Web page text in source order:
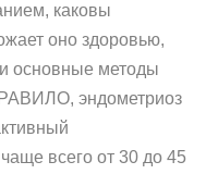
каковы
оно здоровью,
основные методы
эндометриоз
всего от 30 до 45